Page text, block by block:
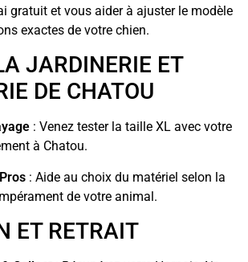
gratuit et vous aider à ajuster le modèle
exactes de votre chien.
JARDINERIE ET
DE CHATOU
: Venez tester la taille XL avec votre
à Chatou.
: Aide au choix du matériel selon la
de votre animal.
ET RETRAIT